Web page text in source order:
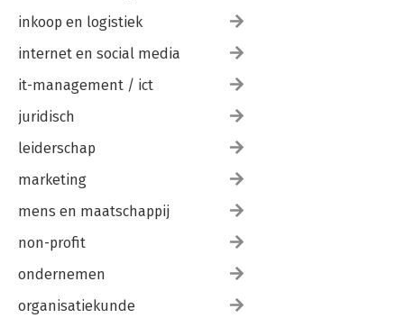
inkoop en logistiek
internet en social media
it-management / ict
juridisch
leiderschap
marketing
mens en maatschappij
non-profit
ondernemen
organisatiekunde